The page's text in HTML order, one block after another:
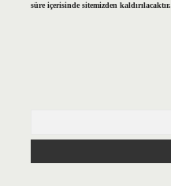
süre içerisinde sitemizden kaldırılacaktır.